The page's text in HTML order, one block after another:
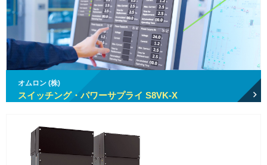
オムロン (株)
スイッチング・パワーサプライ S8VK-X